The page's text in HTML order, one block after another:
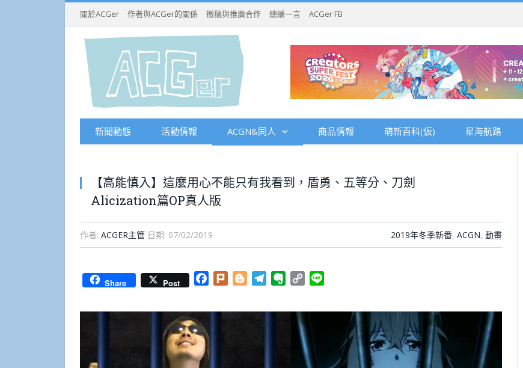
關於ACGer 作者與ACGer的關係 徵稿與推廣合作 總編一言 ACGer FB
新聞動態 活動情報 ACGN&同人 商品情報 萌新百科(仮) 星海航路
【高能慎入】這麼用心不能只有我看到，盾勇、五等分、刀劍
Alicization篇OP真人版
作者: ACGER主管 日期: 07/02/2019 2019年冬季新番, ACGN, 動畫
Share Post Facebook
Plurk BloggerTelegramEvernote
Copy